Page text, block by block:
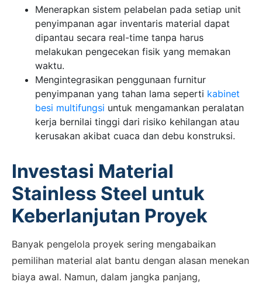
Menerapkan sistem pelabelan pada setiap unit
penyimpanan agar inventaris material dapat
dipantau secara real-time tanpa harus
melakukan pengecekan fisik yang memakan
waktu.
Mengintegrasikan penggunaan furnitur
penyimpanan yang tahan lama seperti kabinet
besi multifungsi untuk mengamankan peralatan
kerja bernilai tinggi dari risiko kehilangan atau
kerusakan akibat cuaca dan debu konstruksi.
Investasi Material
Stainless Steel untuk
Keberlanjutan Proyek
Banyak pengelola proyek sering mengabaikan
pemilihan material alat bantu dengan alasan menekan
biaya awal. Namun, dalam jangka panjang,